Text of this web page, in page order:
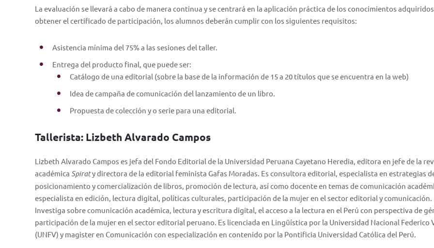
La evaluación se llevará a cabo de manera continua y se centrará en la aplicación práctica de los conocimientos
obtener el certificado de participación, los alumnos deberán cumplir con los siguientes requisitos:
Asistencia mínima del 75% a las sesiones del taller.
Entrega del producto final, que puede ser:
Catálogo de una editorial (sobre la base de la información de 15 a 20 títulos que se encuentra en la web)
Idea de campaña de comunicación del lanzamiento de un libro.
Propuesta de colección y o serie para una editorial.
Tallerista: Lizbeth Alvarado Campos
Lizbeth Alvarado Campos es jefa del Fondo Editorial de la Universidad Peruana Cayetano Heredia, editora en jefe de la
académica Spiraty directora de la editorial feminista Gafas Moradas. Es consultora editorial, especialista en estrategias
posicionamiento y comercialización de libros, promoción de lectura, así como docente en temas de comunicación
especialista en edición, lectura digital, políticas culturales, participación de la mujer en el sector editorial y comunicación.
Investiga sobre comunicación académica, lectura y escritura digital, el acceso a la lectura en el Perú con perspectiva de
participación de la mujer en el sector editorial peruano. Es licenciada en Lingüística por la Universidad Nacional Federico
(UNFV) y magister en Comunicación con especialización en contenido por la Pontificia Universidad Católica del Perú.